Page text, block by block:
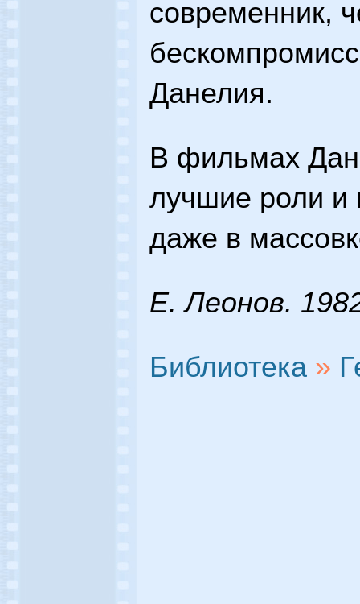
современник,
Данелия.
В фильмах
лучшие роли и
даже в
Е. Леонов.
Библиотека »